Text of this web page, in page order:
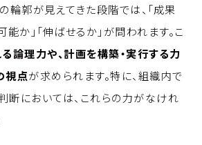
輪郭が見えてきた段階では、「成果
能か」「伸ばせるか」が問われます。こ
論理力や、計画を構築・実行する力
視点が求められます。特に、組織内で
断においては、これらの力がなけれ